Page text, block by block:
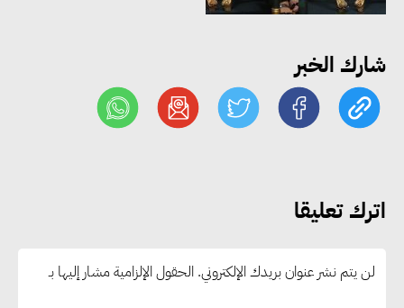
شارك الخبر
اترك تعليقا
لن يتم نشر عنوان بريدك الإلكتروني. الحقول الإلزامية مشار إليها بـ
وجذب استثمارات جديدة إلى مصر
رغبات المرحلة الأولى.. والوزارة تدعو
الطلاب إلى سرعة التسجيل وعدم